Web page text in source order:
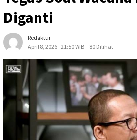
Diganti
Redaktur
April 8, 2026 - 21:50 WIB
80 Dilihat